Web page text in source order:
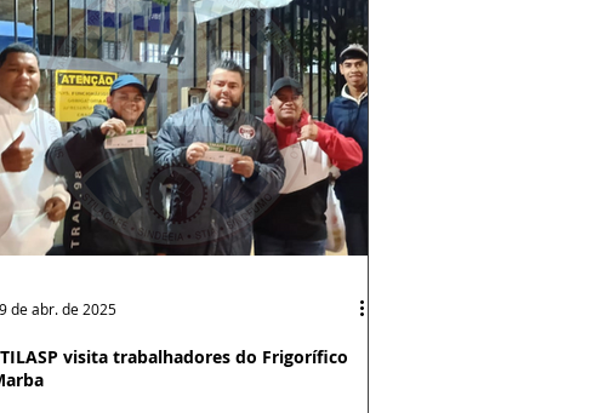
visita trabalhadores do Frigorífico
de abr. de 2025